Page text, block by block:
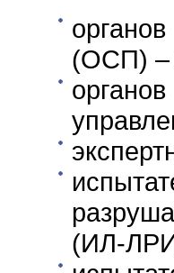
(ОСП) –
(ИЛ-